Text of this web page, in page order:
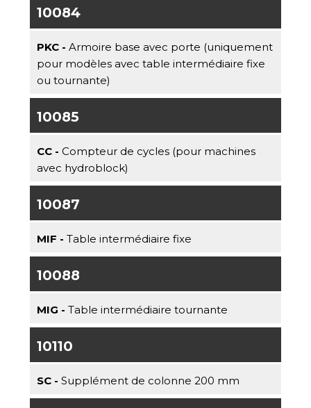
10084
PKC - Armoire base avec porte (uniquement
pour modèles avec table intermédiaire fixe
ou tournante)
10085
CC - Compteur de cycles (pour machines
avec hydroblock)
10087
MIF - Table intermédiaire fixe
10088
MIG - Table intermédiaire tournante
10110
SC - Supplément de colonne 200 mm